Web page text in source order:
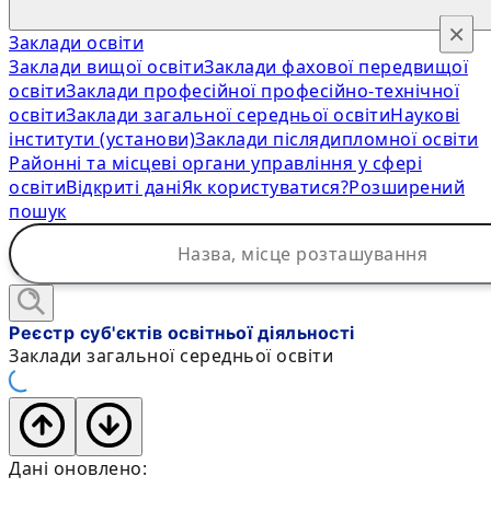
Заклади освіти
Заклади вищої освітиЗаклади фахової передвищої
освітиЗаклади професійної професійно-технічної
освітиЗаклади загальної середньої освітиНаукові
інститути (установи)Заклади післядипломної освіти
Районні та місцеві органи управління у сфері
освітиВідкриті даніЯк користуватися?Розширений
пошук
×
Реєстр суб'єктів освітньої діяльності
Заклади загальної середньої освіти
Дані оновлено: